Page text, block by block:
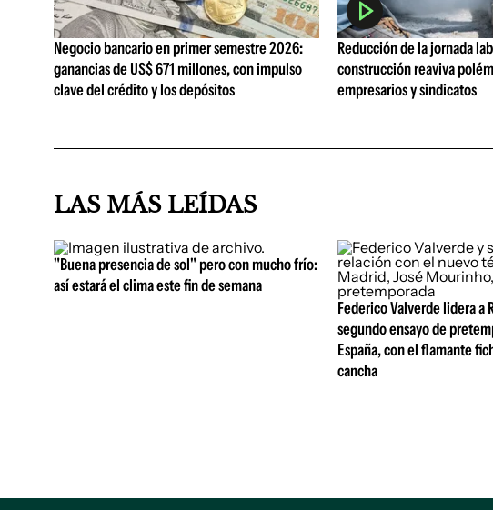
Negocio bancario en primer semestre 2026:
ganancias de US$ 671 millones, con impulso
clave del crédito y los depósitos
Reducción de la jornada
construcción reaviva
empresarios y sindicatos
LAS MÁS LEÍDAS
"Buena presencia de sol" pero con mucho frío:
así estará el clima este fin de semana
Federico Valverde lidera a
segundo ensayo de
España, con el flamante
cancha